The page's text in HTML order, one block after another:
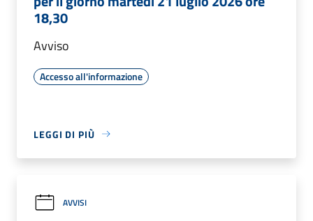
18,30
Avviso
Accesso all'informazione
LEGGI DI PIÙ
AVVISI